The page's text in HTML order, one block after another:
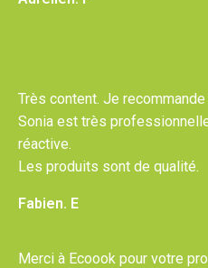
Très content. Je
Sonia est très
réactive.
Les produits sont de qualité.
Fabien. E
Merci à Ecoook pour votre